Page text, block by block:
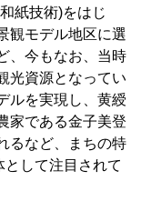
紙技術)をはじ
観モデル地区に選
、今もなお、当時
光資源となってい
ルを実現し、黄綬
家である金子美登
るなど、まちの特
して注目されて